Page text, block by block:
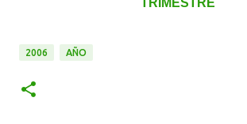
TRIMESTRE
2006 AÑO